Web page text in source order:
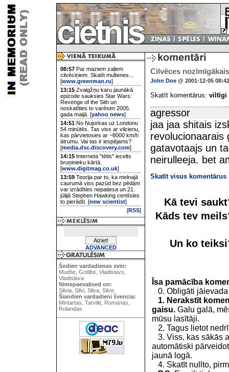
08:57 Par maziem zaļiem
cilvēciņiem. Skatīt multenes...
[www.greenman.ru]
13:15 Zvaigžņu karu jaunākā
epizode sauksies Star Wars:
Revenge of the Sith un
noskatīties to varēsim 2005.
gada maijā. [yahoo news]
14:51 No Ņujorkas uz Londonu
54 minūtēs. Tas viss ar vilcienu,
kas pārvietosies ar ~8000 km/h
ātrumu. Vai tas ir iespējams?
[media.dsc.discovery.com]
14:15 Interneta "tētis" iecelts
bruņinieku kārtā.
[www.digitmag.co.uk]
13:59 Teorija par to, ka melnajā
caurumā viss pazūd bez pēdām
var izrādīties nepatiesa un 21.
jūlijā Stephen Hawking centīsies
to pierādīt. [new scientist]
[RSS]
ADVANCED
Šodien vardadienas svin:
Mudīte, Gotlibs, Vladislavs,
Vladislava
Nimepaevalised on:
Silvia, Silvi, Silva, Silve
Šiandien vardadieni švencia:
Mintartas, Tarvilė, Romanas,
Rolandas
Cilvēces
John Doe @ 2001-12-05 08:42
Skatīt komentārus: viltīgi
agressor
jaa jaa shitais
revolucionaarais
gatavotaajs un
neirulleeja. bet
Skatīt visus komentārus
Kā tevi
Kāds tev
Un ko
Īsa pamācība
0. Obligāti jāievada
1. Nerakstīt
gaisu. Galu galā,
mūsu lasītāji.
2. Tagus lietot
3. Viss, kas sākās
automātiski
jaunā logā.
4. Skatīt nullto,